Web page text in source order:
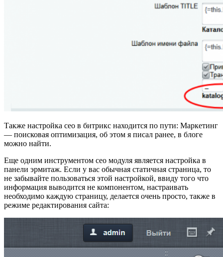
Также настройка сео в битрикс находится по пути: Маркетинг
— поисковая оптимизация, об этом я писал ранее, в блоге
можно найти.
Еще одним инструментом сео модуля является настройка в
панели эрмитаж. Если у вас обычная статичная страница, то
не забывайте пользоваться этой настройкой, ввиду того что
информация выводится не компонентом, настраивать
необходимо каждую страницу, делается очень просто, также в
режиме редактирования сайта: